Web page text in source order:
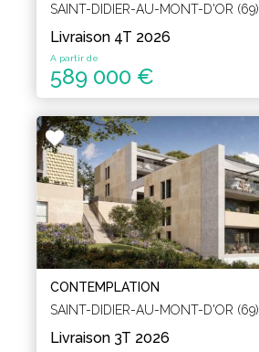
SAINT-DIDIER-AU-MONT-D'OR (69)
Livraison 4T 2026
A partir de
589 000 €
CONTEMPLATION
SAINT-DIDIER-AU-MONT-D'OR (69)
Livraison 3T 2026